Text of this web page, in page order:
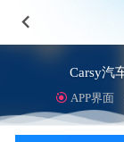
Carsy汽
APP界面